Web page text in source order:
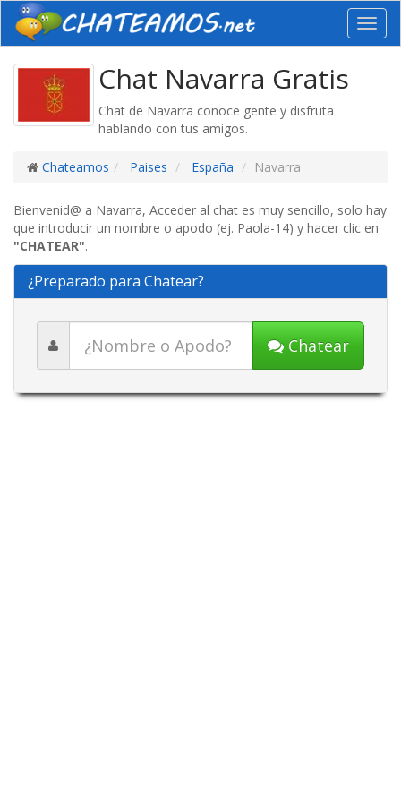
Chat Navarra Gratis
Chat de Navarra conoce gente y disfruta
hablando con tus amigos.
Chateamos Paises España Navarra
Bienvenid@ a Navarra, Acceder al chat es muy sencillo, solo hay
que introducir un nombre o apodo (ej. Paola-14) y hacer clic en
"CHATEAR".
¿Preparado para Chatear?
Chatear